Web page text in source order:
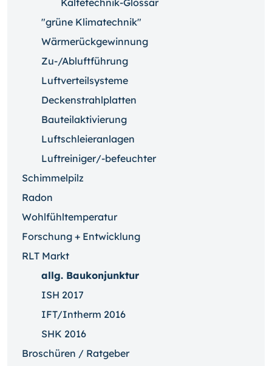
Kältetechnik-Glossar
"grüne Klimatechnik"
Wärmerückgewinnung
Zu-/Abluftführung
Luftverteilsysteme
Deckenstrahlplatten
Bauteilaktivierung
Luftschleieranlagen
Luftreiniger/-befeuchter
Schimmelpilz
Radon
Wohlfühltemperatur
Forschung + Entwicklung
RLT Markt
allg. Baukonjunktur
ISH 2017
IFT/Intherm 2016
SHK 2016
Broschüren / Ratgeber